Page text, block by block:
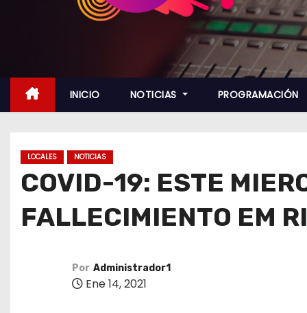
i
INICIO NOTICIAS PROGRAMACIÓN
LOCALES NOTICIAS
COVID-19: ESTE
FALLECIMIENTO EM
Por Administrador1
Ene 14, 2021